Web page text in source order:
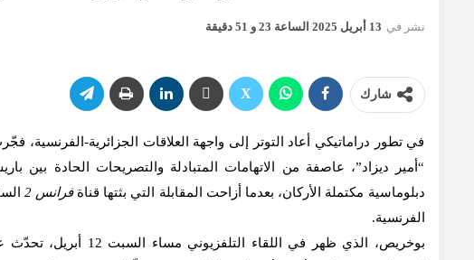
نشر في 13 أبريل 2025 الساعة 23 و 51 دقيقة
شارك
في تطور دراماتيكي أعاد التوتر إلى واجهة العلاقات الجزائرية-
“أمير ديزاد”، عاصفة من الاتهامات المتبادلة والتصريحات الحادة بين
دبلوماسية مكتملة الأركان، بعدما أزاحت المقابلة التي بثتها قناةفرانس 2
الفرنسية.